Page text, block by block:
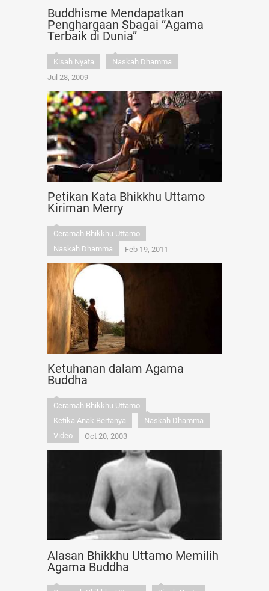
Buddhisme Mendapatkan
Penghargaan Sbagai “Agama
Terbaik di Dunia”
Kisah Nyata
Naskah Dhamma
Jul 28, 2009
Petikan Kata Bhikkhu Uttamo
Kiriman Merry
Ceramah Bhikkhu Uttamo
Naskah Dhamma
Feb 19, 2011
Ketuhanan dalam Agama
Buddha
Ceramah Bhikkhu Uttamo
Ketika Anak Bertanya
Naskah Dhamma
Video
Oct 20, 2003
Alasan Bhikkhu Uttamo Memilih
Agama Buddha